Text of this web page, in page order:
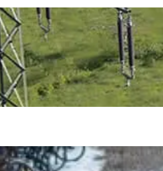
gesetzt werden. Dazu bedarf es jedoch